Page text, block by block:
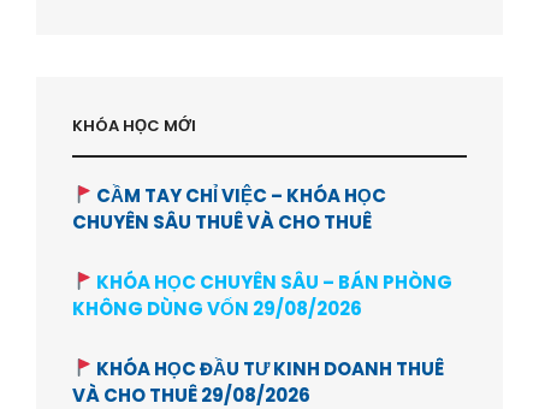
KHÓA HỌC MỚI
CẦM TAY CHỈ VIỆC – KHÓA HỌC
CHUYÊN SÂU THUÊ VÀ CHO THUÊ
KHÓA HỌC CHUYÊN SÂU – BÁN PHÒNG
KHÔNG DÙNG VỐN 29/08/2026
KHÓA HỌC ĐẦU TƯ KINH DOANH THUÊ
VÀ CHO THUÊ 29/08/2026